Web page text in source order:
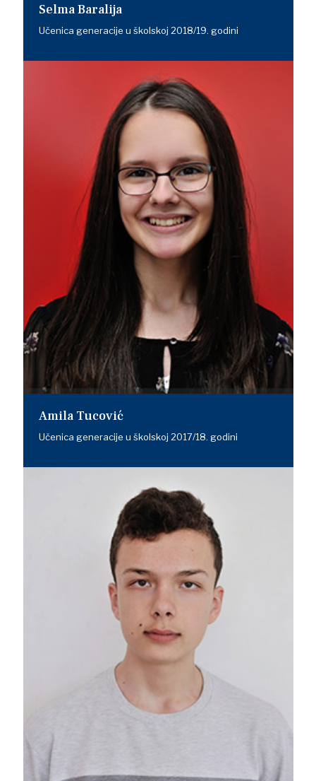
Selma Baralija
Učenica generacije u školskoj 2018/19. godini
Amila Tucović
Učenica generacije u školskoj 2017/18. godini